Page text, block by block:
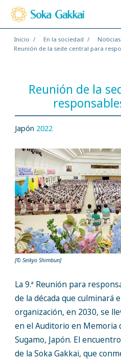
Inicio En la sociedad
Noticias
Reunión de la sede central para
Reunión de la
Japón 2022
[© Seikyo Shimbun]
La 9.ª Reunión para
de la década que culminará
organización, en 2030, se
en el Auditorio en Memoria
Sugamo, Japón. El
de la Soka Gakkai, que